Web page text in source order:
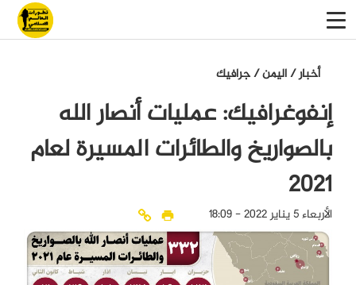
أخبار/اليمن/جرافيك
إنفوغرافيك: عمليات أنصار الله
بالصواريخ والطائرات المسيرة لعام
2021
الأربعاء 5 يناير 2022 - 18:09